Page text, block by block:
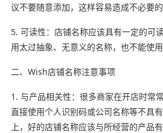
议不要随意添加，这样容易造成不必要的
5. 可读性：店铺名称应该具有一定的可
用太过抽象、无意义的名称，也不能使用
二、Wish店铺名称注意事项
1. 与产品相关性：很多商家在开店时常
直接使用个人识别码或公司名称等不具
上，好的店铺名称应该与所经营的产品